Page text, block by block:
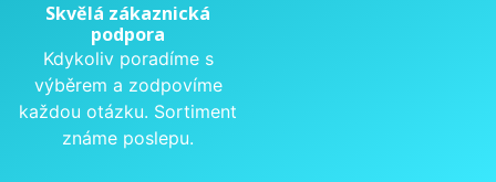
Skvělá zákaznická
podpora
Kdykoliv poradíme s
výběrem a zodpovíme
každou otázku. Sortiment
známe poslepu.